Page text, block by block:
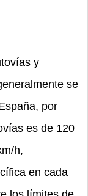
y
se
por
es de 120
h,
en cada